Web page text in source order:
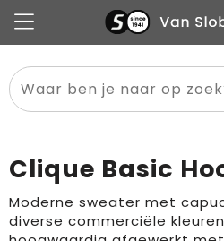
Alle categorieën
Snoep
Promo
Pennen
Notitieboekjes
Papier
Flessen
Glazen en karaffen
Merken
Meest gekozen
Sportkleding
Overig textiel
Boodschappen- en
Sport & vrije tijd
Rugzakken
Clique Basic
Moderne sweater met
diverse commerciële